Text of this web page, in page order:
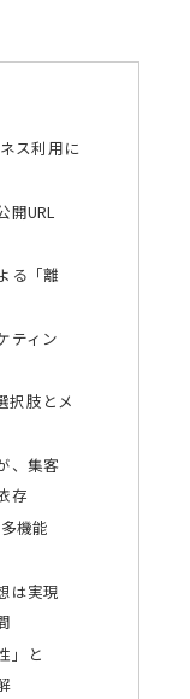
ス利用に
開URL
る「離
ティン
択肢とメ
、集客
存
機能
は実現
」と